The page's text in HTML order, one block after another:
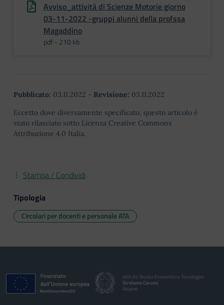
Avviso_attività di Scienze Motorie giorno
03-11-2022 -gruppi alunni della profssa
Magaddino
pdf - 210 kb
Pubblicato: 03.11.2022 - Revisione: 03.11.2022
Eccetto dove diversamente specificato, questo articolo è
stato rilasciato sotto Licenza Creative Commons
Attribuzione 4.0 Italia.
Stampa / Condividi
Tipologia
Circolari per docenti e personale ATA
Istituto Tecnico Economico e Tecnologico
Girolamo Caruso
Alcamo